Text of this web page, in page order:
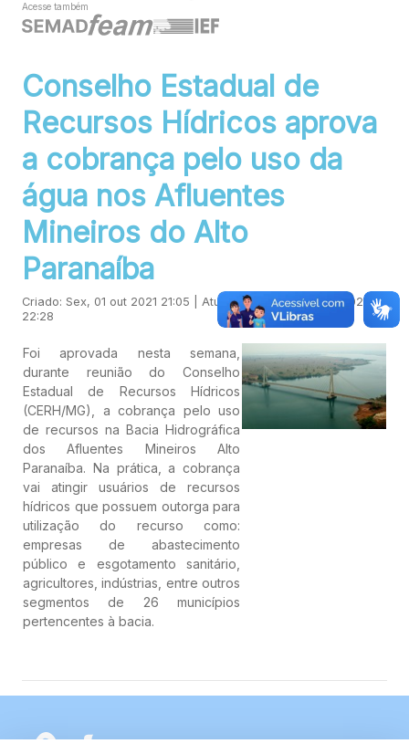
Acesse também
Conselho Estadual de
Recursos Hídricos aprova
a cobrança pelo uso da
água nos Afluentes
Mineiros do Alto
Paranaíba
Criado: Sex, 01 out 2021 21:05 | Atualizado: Qua, 28 ago 2024
22:28
Foi aprovada nesta semana,
durante reunião do Conselho
Estadual de Recursos Hídricos
(CERH/MG), a cobrança pelo uso
de recursos na Bacia Hidrográfica
dos Afluentes Mineiros Alto
Paranaíba. Na prática, a cobrança
vai atingir usuários de recursos
hídricos que possuem outorga para
utilização do recurso como:
empresas de abastecimento
público e esgotamento sanitário,
agricultores, indústrias, entre outros
segmentos de 26 municípios
pertencentes à bacia.